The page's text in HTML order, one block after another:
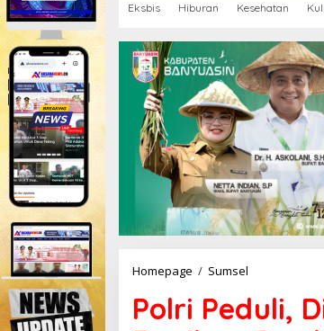
n
Eksbis Hiburan Kesehatan
Homepage / Sumsel
l
r
Polri Peduli,